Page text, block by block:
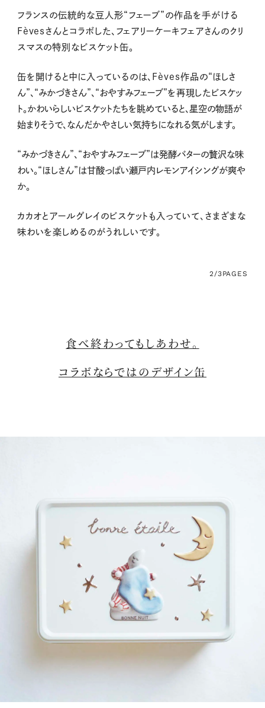
フランスの伝統的な豆人形“フェーブ”の作品を手がける
Fèvesさんとコラボした、フェアリーケーキフェアさんのクリ
スマスの特別なビスケット缶。
缶を開けると中に入っているのは、Fèves作品の“ほしさ
ん”、“みかづきさん”、“おやすみフェーブ”を再現した ビスケッ
ト。かわいらしいビスケットたちを眺めていると、星空の物語が
始まりそうで、なんだかやさしい気持ちになれる気がします。
“みかづきさん”、“おやすみフェーブ”は発酵バターの贅沢な味
わい。“ほしさん”は甘酸っぱい瀬戸内レモンアイシングが爽や
か。
カカオとアールグレイのビスケットも入っていて、さまざまな
味わいを楽しめるのがうれしいです。
2/3PAGES
食べ終わってもしあわせ。
コラボならではのデザイン缶